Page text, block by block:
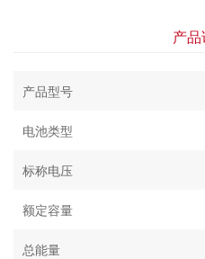
产
产品型号
电池类型
标称电压
额定容量
总能量